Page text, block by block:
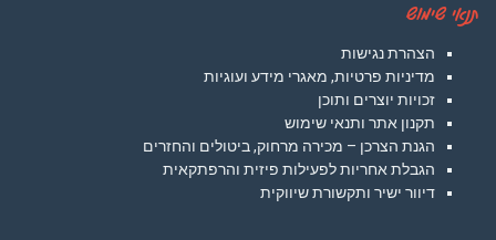
תנאי שימוש
הצהרת נגישות
מדיניות פרטיות, מאגרי מידע ועוגיות
זכויות יוצרים ותוכן
תקנון אתר ותנאי שימוש
הגנת הצרכן – מכירה מרחוק, ביטולים והחזרים
הגבלת אחריות לפעילות פיזית והרפתקאית
דיוור ישיר ותקשורת שיווקית